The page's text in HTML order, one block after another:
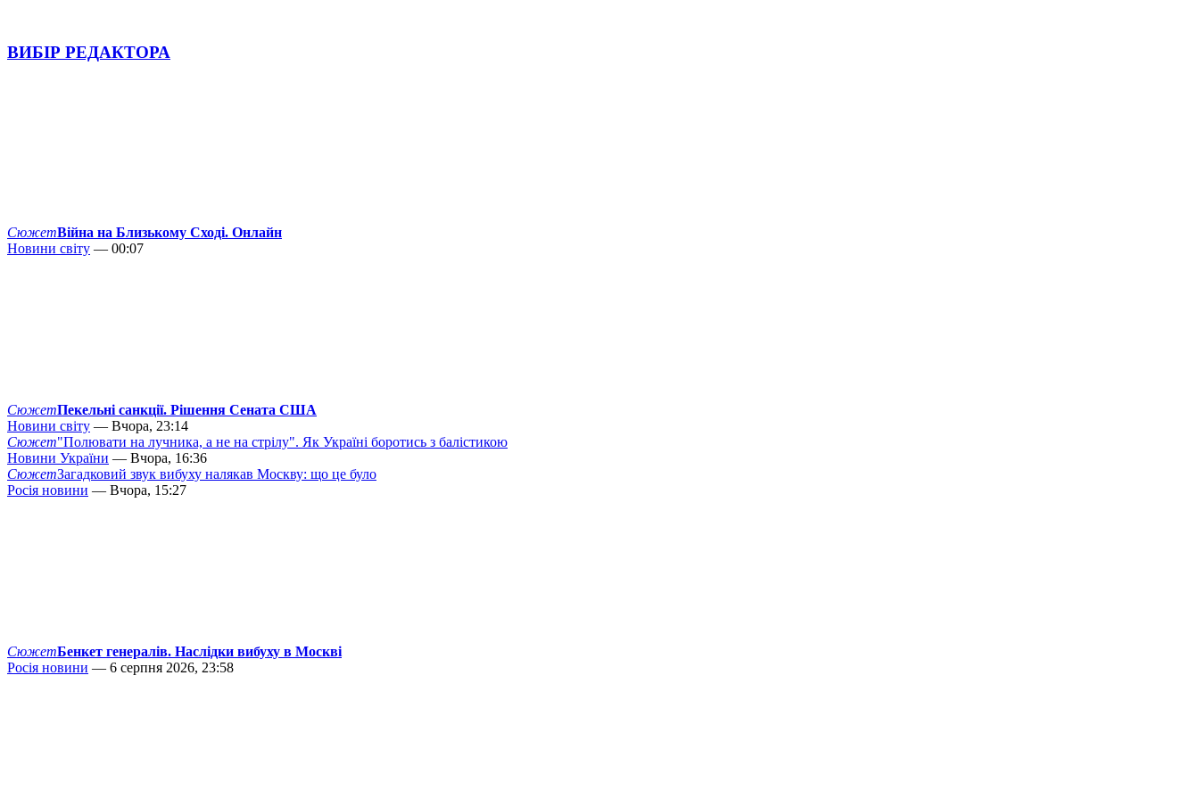
ВИБІР РЕДАКТОРА
СюжетВійна на Близькому Сході. Онлайн
Новини світу — 00:07
СюжетПекельні санкції. Рішення Сената США
Новини світу — Вчора, 23:14
Сюжет"Полювати на лучника, а не на стрілу". Як Україні боротись з балістикою
Новини України — Вчора, 16:36
СюжетЗагадковий звук вибуху налякав Москву: що це було
Росія новини — Вчора, 15:27
СюжетБенкет генералів. Наслідки вибуху в Москві
Росія новини — 6 серпня 2026, 23:58